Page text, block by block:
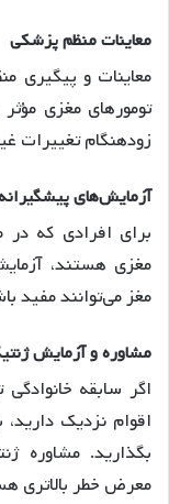
معاینات منظم پزشکی
معاینات و پیگیری
تومورهای مغزی
زودهنگام تغییرات
آزمایش‌های
برای افرادی که در
مغز می‌توانند مفید
مشاوره و آزمایش
اگر سابقه
اقوام نزدیک
بگذارید. مشاوره
معرض خطر بالاتری